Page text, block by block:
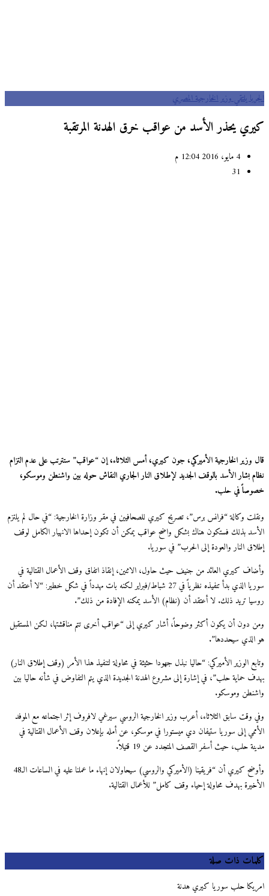
يلتقي وزير الخارجية المصري
يحذر الأسد من عواقب خرق الهدنة المرتقبة
4 مايو، 2016 12:04 م
31
وزير الخارجية الأميركي، جون كيري، أمس الثلاثاء، إن “عواقب” ستترتب على عدم التزام
بشار الأسد بالوقف الجديد لإطلاق النار الجاري النقاش حوله بين واشنطن وموسكو،
في حلب.
وكالة “فرانس برس”، تصريح كيري للصحافيين في مقر وزارة الخارجية: “في حال لم يلتزم
بذلك فستكون هناك بشكل واضح عواقب يمكن أن تكون إحداها الانهيار الكامل لوقف
النار والعودة إلى الحرب” في سوريا.
كيري العائد من جنيف حيث حاول، الاثنين، إنقاذ اتفاق وقف الأعمال القتالية في
سوريا الذي بدأ تنفيذه نظرياً في 27 شباط/فبراير لكنه بات مهدداً في شكل خطير: “لا أعتقد أن
تريد ذلك. لا أعتقد أن (نظام) الأسد يمكنه الإفادة من ذلك”.
دون أن يكون أكثر وضوحاً، أشار كيري إلى “عواقب أخرى تتم مناقشتها، لكن المستقبل
سيحددها”.
الوزير الأميركي: “حاليا نبذل جهودا حثيثة في محاولة لتنفيذ هذا الأمر (وقف إطلاق النار)
حماية حلب”، في إشارة إلى مشروع الهدنة الجديدة الذي يتم التفاوض في شأنه حاليا بين
وموسكو.
وقت سابق الثلاثاء، أعرب وزير الخارجية الروسي سيرغي لافروف إثر اجتماعه مع الموفد
إلى سوريا ستيفان دي ميستورا في موسكو، عن أمله بإعلان وقف الأعمال القتالية في
حلب، حيث أسفر القصف المتجدد عن 19 قتيلاً.
وأوضح كيري أن “فريقينا (الأميركي والروسي) سيحاولان إنهاء ما عملنا عليه في الساعات الـ48
بهدف محاولة إحياء وقف كامل” للأعمال القتالية.
ذات صلة
حلب سوريا كيري هدنة